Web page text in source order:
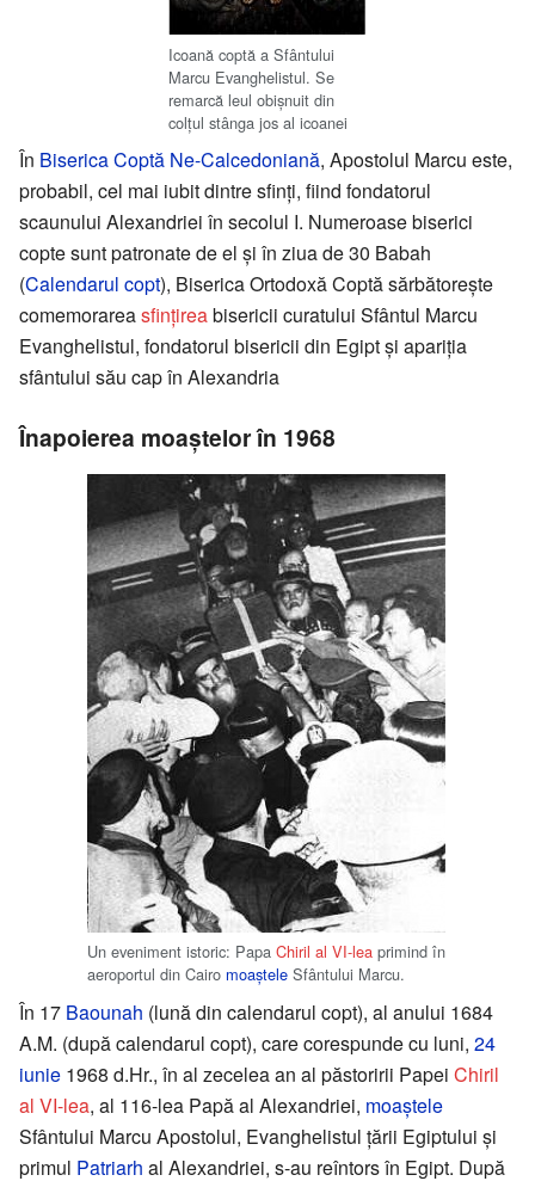
Icoană coptă a Sfântului
Marcu Evanghelistul. Se
remarcă leul obișnuit din
colțul stânga jos al icoanei
În Biserica Coptă Ne-Calcedoniană, Apostolul Marcu este,
probabil, cel mai iubit dintre sfinți, fiind fondatorul
scaunului Alexandriei în secolul I. Numeroase biserici
copte sunt patronate de el și în ziua de 30 Babah
(Calendarul copt), Biserica Ortodoxă Coptă sărbătorește
comemorareasfințireabisericii curatului Sfântul Marcu
Evanghelistul, fondatorul bisericii din Egipt și apariția
sfântului său cap în Alexandria
Înapoierea moaștelor în 1968
Un eveniment istoric: Papa Chiril al VI-lea primind în
aeroportul din Cairo moaștele Sfântului Marcu.
În 17 Baounah (lună din calendarul copt), al anului 1684
A.M. (după calendarul copt), care corespunde cu luni, 24
iunie 1968 d.Hr., în al zecelea an al păstoririi Papei Chiril
al VI-lea, al 116-lea Papă al Alexandriei, moaștele
Sfântului Marcu Apostolul, Evanghelistul țării Egiptului și
primul Patriarh al Alexandriei, s-au reîntors în Egipt. După